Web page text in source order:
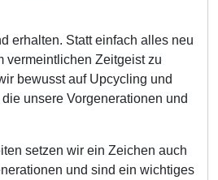
erhalten. Statt einfach alles neu
vermeintlichen Zeitgeist zu
bewusst auf Upcycling und
unsere Vorgenerationen und
setzen wir ein Zeichen auch
und sind ein wichtiges